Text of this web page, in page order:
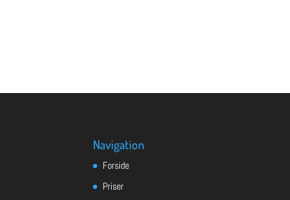
Navigation
Forside
Priser